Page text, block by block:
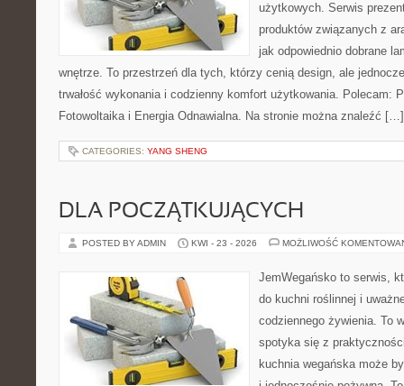
użytkowych. Serwis
produktów związanych z
jak odpowiednio dobrane
wnętrze. To przestrzeń dla tych, którzy cenią design, ale
trwałość wykonania i codzienny komfort użytkowania. Polecam:
Fotowoltaika i Energia Odnawialna. Na stronie można znaleźć […]
CATEGORIES: YANG SHENG
DLA POCZĄTKUJĄCYCH
POSTED BY ADMIN KWI - 23 - 2026 MOŻLIWOŚĆ
JemWegańsko to serwis,
do kuchni roślinnej i
codziennego żywienia. To
spotyka się z
kuchnia wegańska może